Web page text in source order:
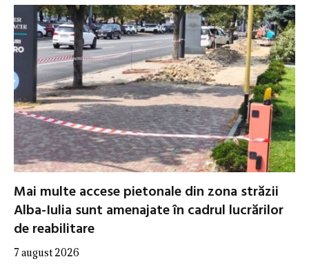
Mai multe accese pietonale din zona străzii
Alba-Iulia sunt amenajate în cadrul lucrărilor
de reabilitare
7 august 2026